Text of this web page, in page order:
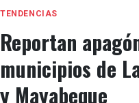
TENDENCIAS
Reportan
municipios de
y Mayabeque